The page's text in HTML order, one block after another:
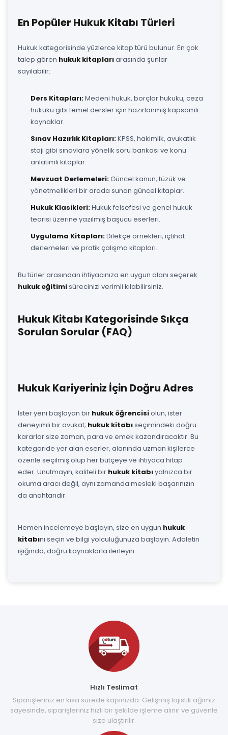
En Popüler Hukuk Kitabı Türleri
Hukuk kategorisinde yüzlerce kitap türü bulunur. En çok
talep gören hukuk kitaplarıarasında şunlar
sayılabilir:
Ders Kitapları:Medeni hukuk, borçlar hukuku, ceza
hukuku gibi temel dersler için hazırlanmış kapsamlı
kaynaklar.
Sınav Hazırlık Kitapları:KPSS, hakimlik, avukatlık
stajı gibi sınavlara yönelik soru bankası ve konu
anlatımlı kitaplar.
Mevzuat Derlemeleri:Güncel kanun, tüzük ve
yönetmelikleri bir arada sunan güncel kitaplar.
Hukuk Klasikleri:Hukuk felsefesi ve genel hukuk
teorisi üzerine yazılmış başucu eserleri.
Uygulama Kitapları:Dilekçe örnekleri, içtihat
derlemeleri ve pratik çalışma kitapları.
Bu türler arasından ihtiyacınıza en uygun olanı seçerek
hukuk eğitimisürecinizi verimli kılabilirsiniz.
Hukuk Kitabı Kategorisinde Sıkça
Sorulan Sorular (FAQ)
Hukuk Kariyeriniz İçin Doğru Adres
İster yeni başlayan bir hukuk öğrencisiolun, ister
deneyimli bir avukat; hukuk kitabıseçimindeki doğru
kararlar size zaman, para ve emek kazandıracaktır. Bu
kategoride yer alan eserler, alanında uzman kişilerce
özenle seçilmiş olup her bütçeye ve ihtiyaca hitap
eder. Unutmayın, kaliteli bir hukuk kitabıyalnızca bir
okuma aracı değil, aynı zamanda mesleki başarınızın
da anahtarıdır.
Hemen incelemeye başlayın, size en uygun hukuk
kitabını seçin ve bilgi yolculuğunuza başlayın. Adaletin
ışığında, doğru kaynaklarla ilerleyin.
Hızlı Teslimat
Siparişleriniz en kısa sürede kapınızda. Gelişmiş lojistik ağımız
sayesinde, siparişleriniz hızlı bir şekilde işleme alınır ve güvenle
size ulaştırılır.